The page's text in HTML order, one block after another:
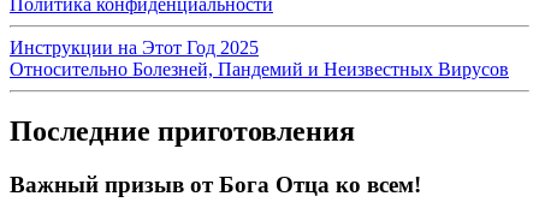
Инструкции на Этот Год 2025
Относительно Болезней, Пандемий и Неизвестных Вирусов
Последние приготовления
Важный призыв от Бога Отца ко всем!